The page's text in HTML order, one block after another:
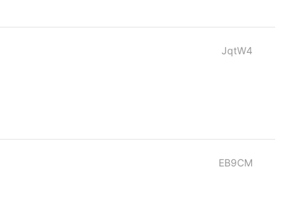
JqtW4
EB9CM